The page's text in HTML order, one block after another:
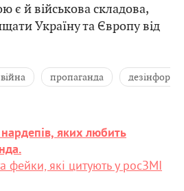
є й військова складова,
Україну та Європу від
пропаганда
яких любить
фейки, які цитують у росЗМІ